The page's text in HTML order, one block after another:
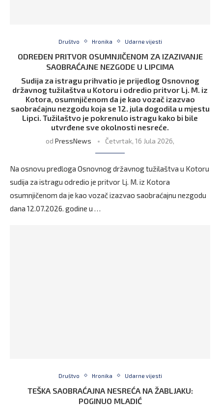
Društvo Hronika Udarne vijesti
ODREĐEN PRITVOR OSUMNJIČENOM ZA IZAZIVANJE
SAOBRAĆAJNE NEZGODE U LIPCIMA
Sudija za istragu prihvatio je prijedlog Osnovnog
državnog tužilaštva u Kotoru i odredio pritvor Lj. M. iz
Kotora, osumnjičenom da je kao vozač izazvao
saobraćajnu nezgodu koja se 12. jula dogodila u mjestu
Lipci. Tužilaštvo je pokrenulo istragu kako bi bile
utvrđene sve okolnosti nesreće.
od PressNews Četvrtak, 16 Jula 2026,
Na osnovu predloga Osnovnog državnog tužilaštva u Kotoru
sudija za istragu odredio je pritvor Lj. M. iz Kotora
osumnjičenom da je kao vozač izazvao saobraćajnu nezgodu
dana 12.07.2026. godine u …
Društvo Hronika Udarne vijesti
TEŠKA SAOBRAĆAJNA NESREĆA NA ŽABLJAKU:
POGINUO MLADIĆ